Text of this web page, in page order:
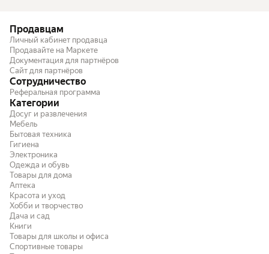
Продавцам
Личный кабинет продавца
Продавайте на Маркете
Документация для партнёров
Сайт для партнёров
Сотрудничество
Реферальная программа
Категории
Досуг и развлечения
Мебель
Бытовая техника
Гигиена
Электроника
Одежда и обувь
Товары для дома
Аптека
Красота и уход
Хобби и творчество
Дача и сад
Книги
Товары для школы и офиса
Спортивные товары